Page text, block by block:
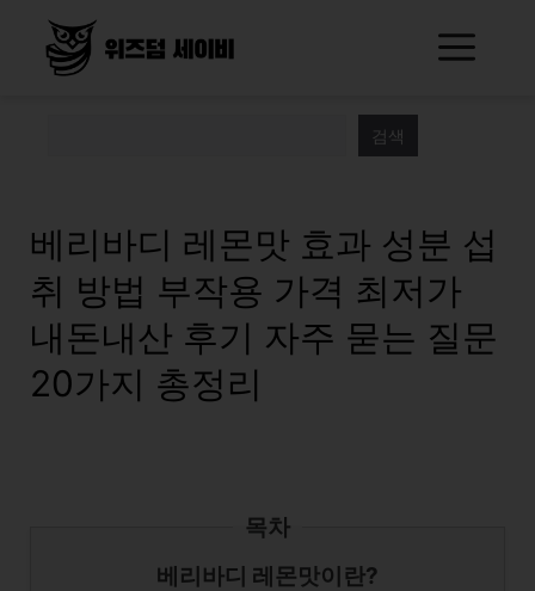
검색
베리바디 레몬맛 효과 성분 섭
취 방법 부작용 가격 최저가
내돈내산 후기 자주 묻는 질문
20가지 총정리
목차
베리바디 레몬맛이란?